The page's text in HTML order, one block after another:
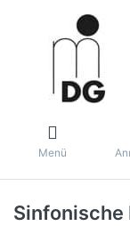
Menü
Sinfonische